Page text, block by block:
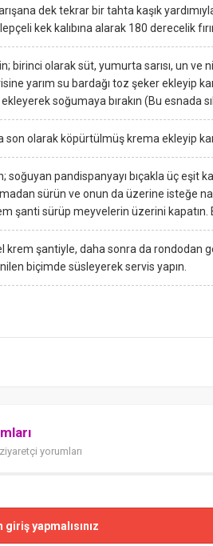
dek tekrar bir tahta kaşık
kek kalıbına alarak 180 derecelik
birinci olarak süt, yumurta sarısı, un ve
yarım su bardağı toz şeker ekleyip
soğumaya bırakın (Bu esnada
son olarak köpürtülmüş krema ekleyip
soğuyan pandispanyayı bıçakla üç eşit
sürün ve onun da üzerine isteğe
şanti sürüp meyvelerin üzerini kapatın.
krem şantiyle, daha sonra da rondodan
biçimde süsleyerek servis yapın.
yorumları
yapmalısınız